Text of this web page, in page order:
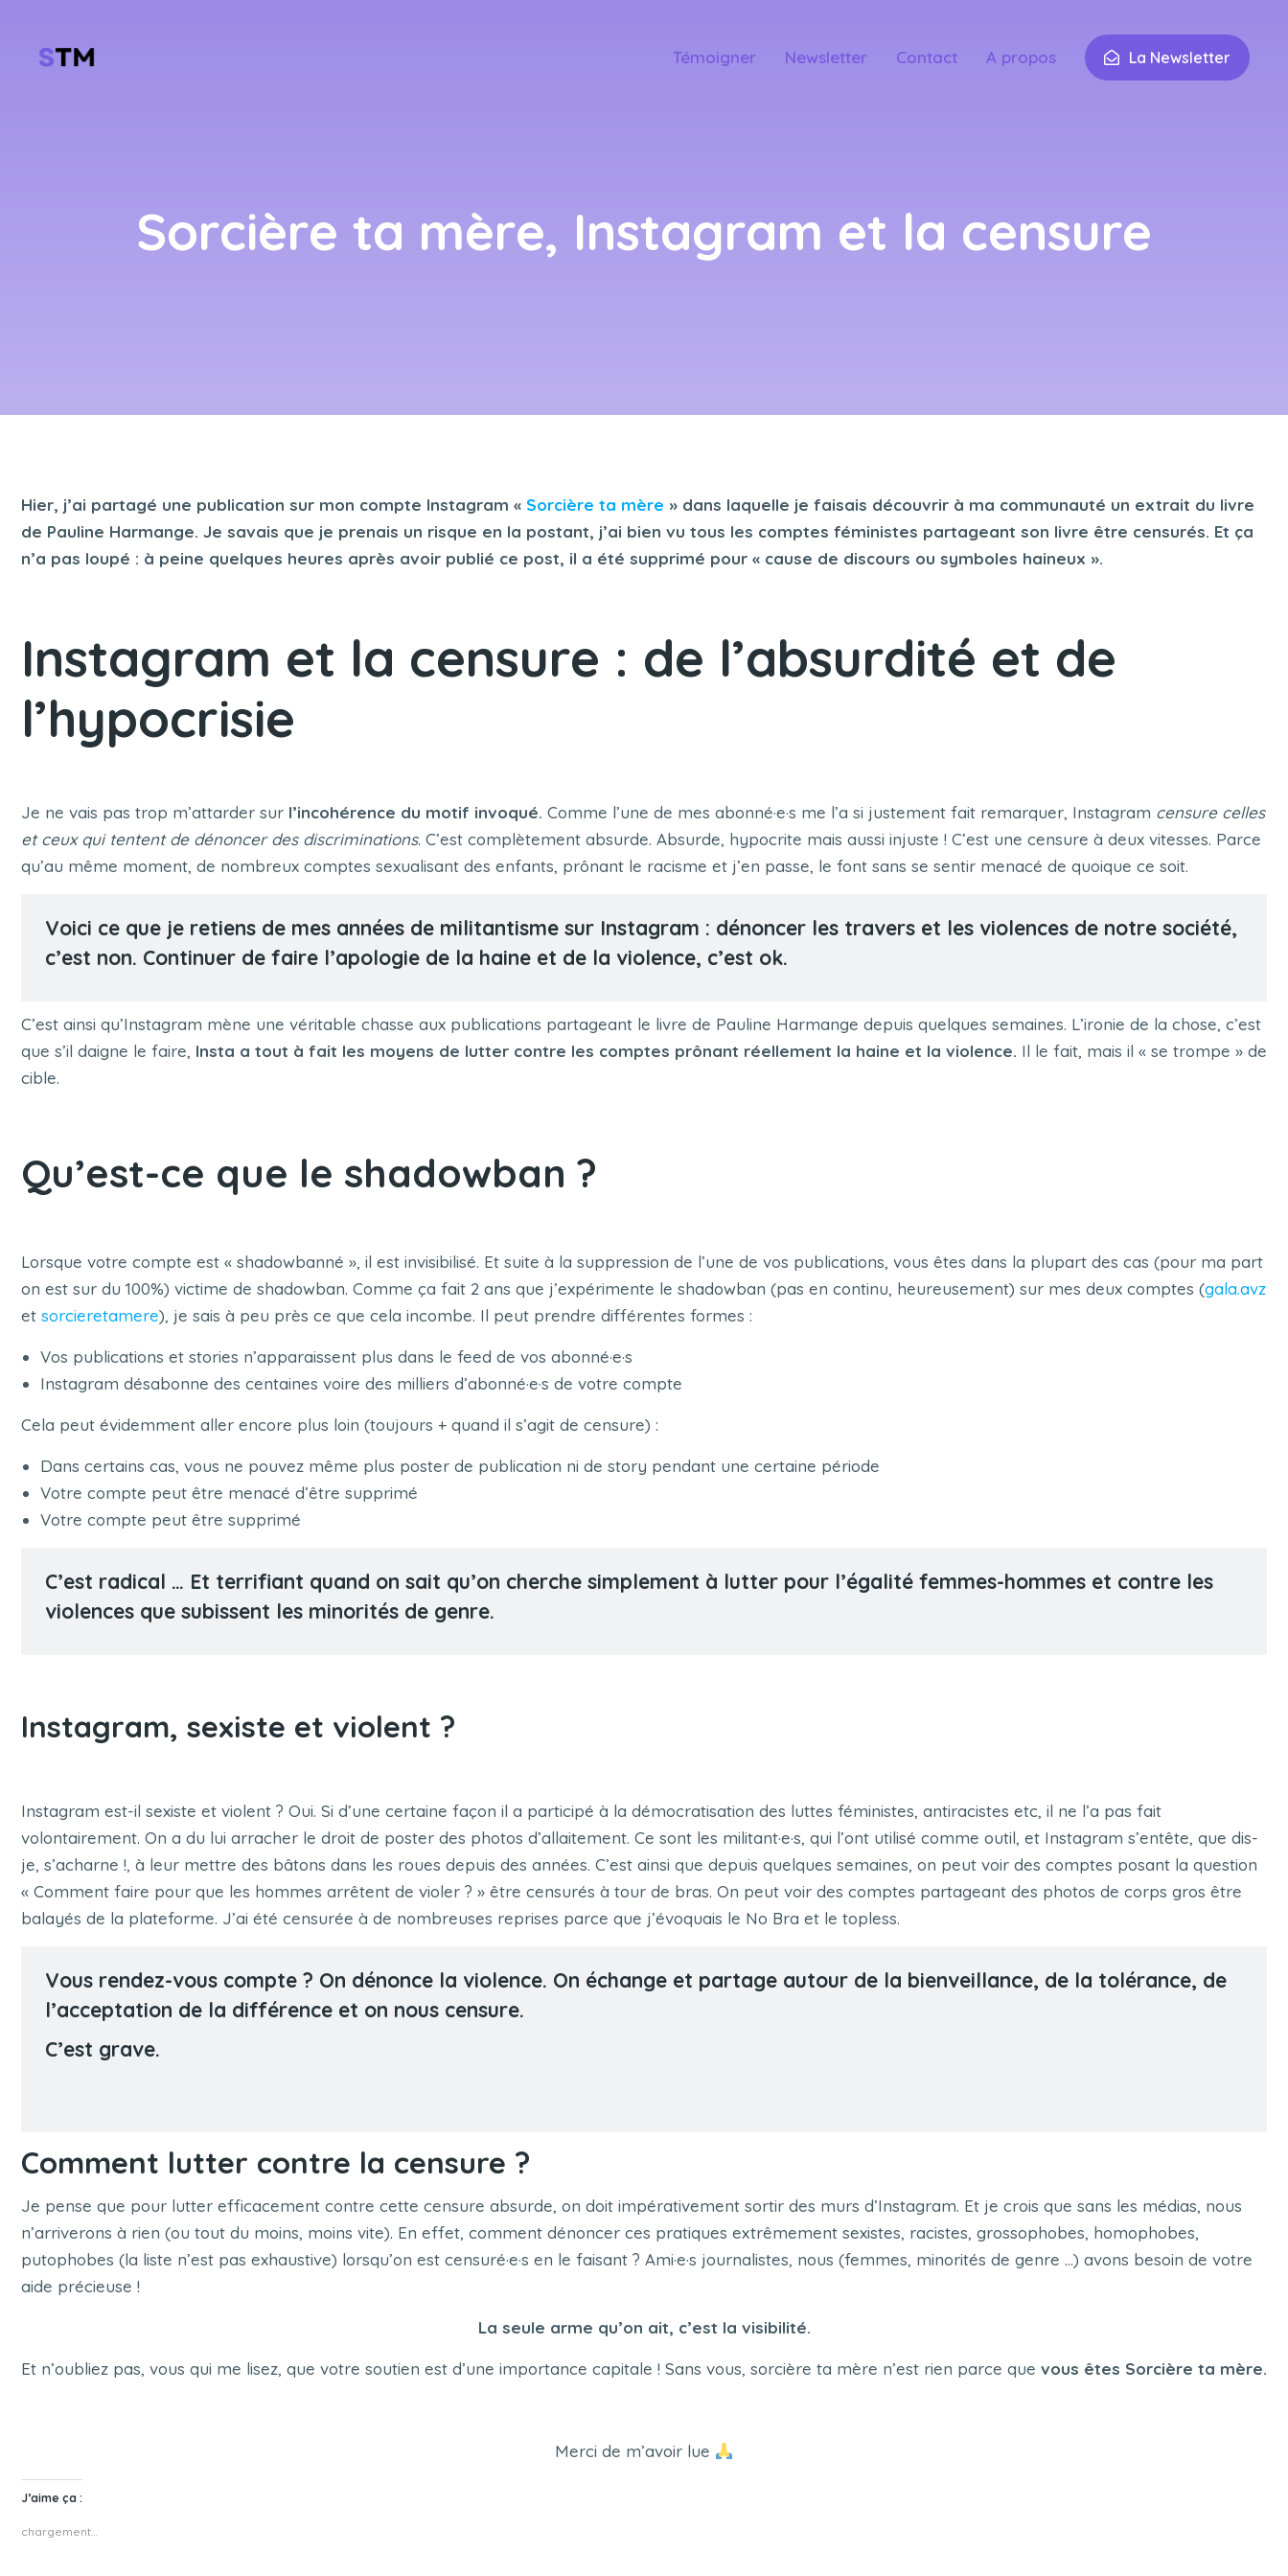
Témoigner Newsletter Contact A propos La Newsletter
Sorcière ta mère, Instagram et la censure
Hier, j’ai partagé une publication sur mon compte Instagram « Sorcière ta mère » dans laquelle je faisais découvrir à ma communauté un extrait du livre
de Pauline Harmange. Je savais que je prenais un risque en la postant, j’ai bien vu tous les comptes féministes partageant son livre être censurés. Et ça
n’a pas loupé : à peine quelques heures après avoir publié ce post, il a été supprimé pour « cause de discours ou symboles haineux ».
Instagram et la censure : de l’absurdité et de
l’hypocrisie
Je ne vais pas trop m’attarder sur l’incohérence du motif invoqué. Comme l’une de mes abonné·e·s me l’a si justement fait remarquer, Instagram censure celles
et ceux qui tentent de dénoncer des discriminations. C’est complètement absurde. Absurde, hypocrite mais aussi injuste ! C’est une censure à deux vitesses. Parce
qu’au même moment, de nombreux comptes sexualisant des enfants, prônant le racisme et j’en passe, le font sans se sentir menacé de quoique ce soit.
Voici ce que je retiens de mes années de militantisme sur Instagram : dénoncer les travers et les violences de notre société,
c’est non. Continuer de faire l’apologie de la haine et de la violence, c’est ok.
C’est ainsi qu’Instagram mène une véritable chasse aux publications partageant le livre de Pauline Harmange depuis quelques semaines. L’ironie de la chose, c’est
que s’il daigne le faire, Insta a tout à fait les moyens de lutter contre les comptes prônant réellement la haine et la violence. Il le fait, mais il « se trompe » de
cible.
Qu’est-ce que le shadowban ?
Lorsque votre compte est « shadowbanné », il est invisibilisé. Et suite à la suppression de l’une de vos publications, vous êtes dans la plupart des cas (pour ma part
on est sur du 100%) victime de shadowban. Comme ça fait 2 ans que j’expérimente le shadowban (pas en continu, heureusement) sur mes deux comptes (gala.avz
et sorcieretamere), je sais à peu près ce que cela incombe. Il peut prendre différentes formes :
Vos publications et stories n’apparaissent plus dans le feed de vos abonné·e·s
Instagram désabonne des centaines voire des milliers d’abonné·e·s de votre compte
Cela peut évidemment aller encore plus loin (toujours + quand il s’agit de censure) :
Dans certains cas, vous ne pouvez même plus poster de publication ni de story pendant une certaine période
Votre compte peut être menacé d’être supprimé
Votre compte peut être supprimé
C’est radical … Et terrifiant quand on sait qu’on cherche simplement à lutter pour l’égalité femmes-hommes et contre les
violences que subissent les minorités de genre.
Instagram, sexiste et violent ?
Instagram est-il sexiste et violent ? Oui. Si d’une certaine façon il a participé à la démocratisation des luttes féministes, antiracistes etc, il ne l’a pas fait
volontairement. On a du lui arracher le droit de poster des photos d’allaitement. Ce sont les militant·e·s, qui l’ont utilisé comme outil, et Instagram s’entête, que dis-
je, s’acharne !, à leur mettre des bâtons dans les roues depuis des années. C’est ainsi que depuis quelques semaines, on peut voir des comptes posant la question
« Comment faire pour que les hommes arrêtent de violer ? » être censurés à tour de bras. On peut voir des comptes partageant des photos de corps gros être
balayés de la plateforme. J’ai été censurée à de nombreuses reprises parce que j’évoquais le No Bra et le topless.
Vous rendez-vous compte ? On dénonce la violence. On échange et partage autour de la bienveillance, de la tolérance, de
l’acceptation de la différence et on nous censure.
C’est grave.
Comment lutter contre la censure ?
Je pense que pour lutter efficacement contre cette censure absurde, on doit impérativement sortir des murs d’Instagram. Et je crois que sans les médias, nous
n’arriverons à rien (ou tout du moins, moins vite). En effet, comment dénoncer ces pratiques extrêmement sexistes, racistes, grossophobes, homophobes,
putophobes (la liste n’est pas exhaustive) lorsqu’on est censuré·e·s en le faisant ? Ami·e·s journalistes, nous (femmes, minorités de genre …) avons besoin de votre
aide précieuse !
La seule arme qu’on ait, c’est la visibilité.
Et n’oubliez pas, vous qui me lisez, que votre soutien est d’une importance capitale ! Sans vous, sorcière ta mère n’est rien parce que vous êtes Sorcière ta mère.
Merci de m’avoir lue
J’aime ça :
chargement…